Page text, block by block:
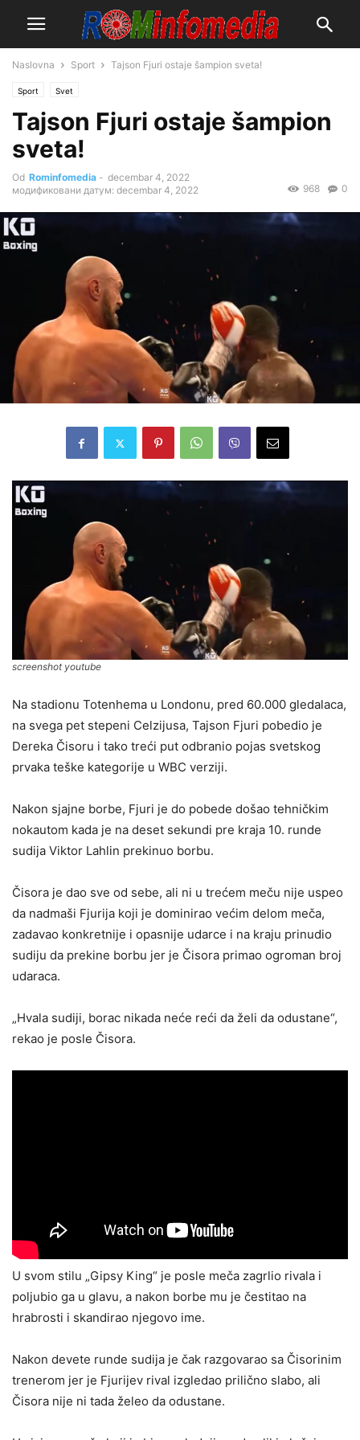
Naslovna Sport Tajson Fjuri ostaje šampion sveta!
Sport Svet
Tajson Fjuri ostaje šampion
sveta!
Od Rominfomedia - decembar 4, 2022
модификовани датум: decembar 4, 2022
0
968
screenshot youtube
Na stadionu Totenhema u Londonu, pred 60.000 gledalaca,
na svega pet stepeni Celzijusa, Tajson Fjuri pobedio je
Dereka Čisoru i tako treći put odbranio pojas svetskog
prvaka teške kategorije u WBC verziji.
Nakon sjajne borbe, Fjuri je do pobede došao tehničkim
nokautom kada je na deset sekundi pre kraja 10. runde
sudija Viktor Lahlin prekinuo borbu.
Čisora je dao sve od sebe, ali ni u trećem meču nije uspeo
da nadmaši Fjurija koji je dominirao većim delom meča,
zadavao konkretnije i opasnije udarce i na kraju prinudio
sudiju da prekine borbu jer je Čisora primao ogroman broj
udaraca.
„Hvala sudiji, borac nikada neće reći da želi da odustane“,
rekao je posle Čisora.
U svom stilu „Gipsy King“ je posle meča zagrlio rivala i
poljubio ga u glavu, a nakon borbe mu je čestitao na
hrabrosti i skandirao njegovo ime.
Nakon devete runde sudija je čak razgovarao sa Čisorinim
trenerom jer je Fjurijev rival izgledao prilično slabo, ali
Čisora nije ni tada želeo da odustane.